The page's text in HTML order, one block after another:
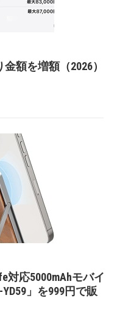
額を増額（2026）
対応5000mAhモバイ
YD59」を999円で販